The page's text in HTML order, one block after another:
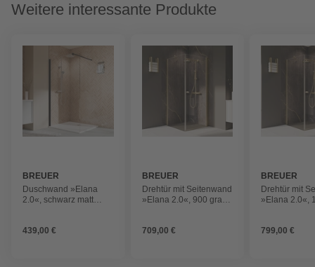
Weitere interessante Produkte
BREUER
Duschwand »Elana
2.0«, schwarz matt
439,00 €
BREUER
Drehtür mit Seitenwand
»Elana 2.0«, 900 grau
709,00 €
BREUER
Drehtür mit
»Elana 2.0«,
799,00 €